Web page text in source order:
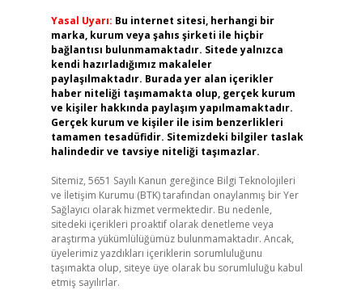
Yasal Uyarı: Bu internet sitesi, herhangi bir
marka, kurum veya şahıs şirketi ile hiçbir
bağlantısı bulunmamaktadır. Sitede yalnızca
kendi hazırladığımız makaleler
paylaşılmaktadır. Burada yer alan içerikler
haber niteliği taşımamakta olup, gerçek kurum
ve kişiler hakkında paylaşım yapılmamaktadır.
Gerçek kurum ve kişiler ile isim benzerlikleri
tamamen tesadüfidir. Sitemizdeki bilgiler taslak
halindedir ve tavsiye niteliği taşımazlar.
Sitemiz, 5651 Sayılı Kanun gereğince Bilgi Teknolojileri
ve İletişim Kurumu (BTK) tarafından onaylanmış bir Yer
Sağlayıcı olarak hizmet vermektedir. Bu nedenle,
sitedeki içerikleri proaktif olarak denetleme veya
araştırma yükümlülüğümüz bulunmamaktadır. Ancak,
üyelerimiz yazdıkları içeriklerin sorumluluğunu
taşımakta olup, siteye üye olarak bu sorumluluğu kabul
etmiş sayılırlar.